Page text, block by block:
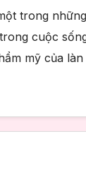
trong
cuộc
mỹ của